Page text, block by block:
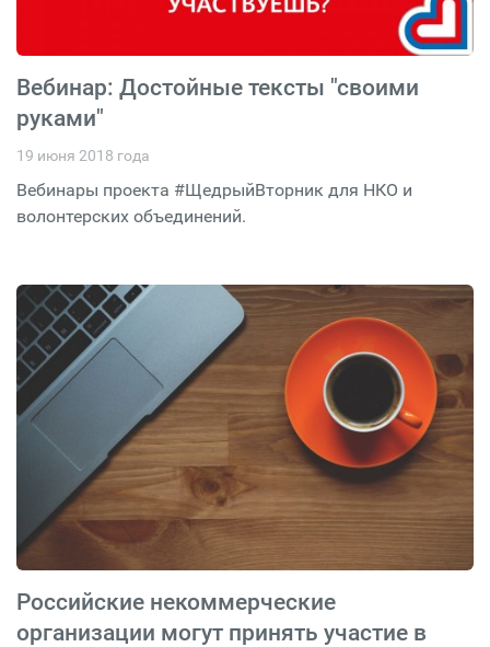
Вебинар: Достойные тексты "своими
руками"
19 июня 2018 года
Вебинары проекта #ЩедрыйВторник для НКО и
волонтерских объединений.
Российские некоммерческие
организации могут принять участие в